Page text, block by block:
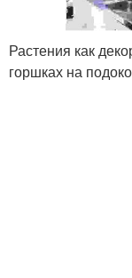
Растения как
горшках на